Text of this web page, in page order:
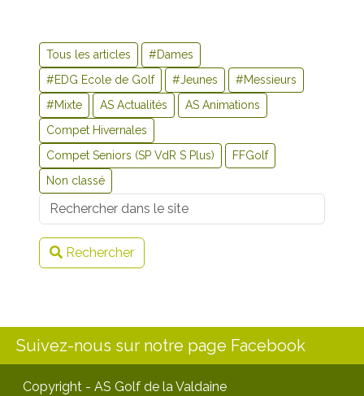
Tous les articles
#Dames
#EDG Ecole de Golf
#Jeunes
#Messieurs
#Mixte
AS Actualités
AS Animations
Compet Hivernales
Compet Seniors (SP VdR S Plus)
FFGolf
Non classé
Username
Rechercher
Suivez-nous sur notre page Facebook
Copyright - AS Golf de la Valdaine